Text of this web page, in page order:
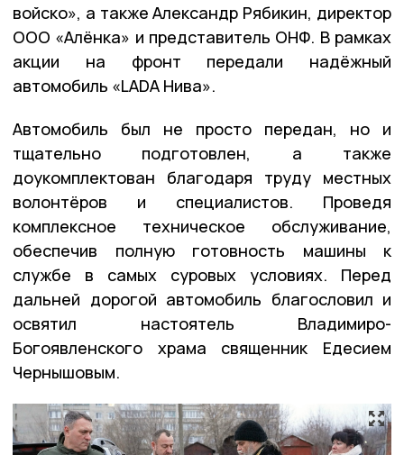
войско», а также Александр Рябикин, директор
ООО «Алёнка» и представитель ОНФ. В рамках
акции на фронт передали надёжный
автомобиль «LADA Нива».
Автомобиль был не просто передан, но и
тщательно подготовлен, а также
доукомплектован благодаря труду местных
волонтёров и специалистов. Проведя
комплексное техническое обслуживание,
обеспечив полную готовность машины к
службе в самых суровых условиях. Перед
дальней дорогой автомобиль благословил и
освятил настоятель Владимиро-
Богоявленского храма священник Едесием
Чернышовым.